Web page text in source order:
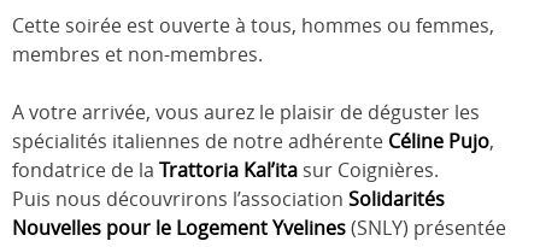
Cette soirée est ouverte à tous, hommes ou femmes,
membres et non-membres.
A votre arrivée, vous aurez le plaisir de déguster les
spécialités italiennes de notre adhérente Céline Pujo,
fondatrice de la Trattoria Kal’ita sur Coignières.
Puis nous découvrirons l’association Solidarités
Nouvelles pour le Logement Yvelines(SNLY) présentée